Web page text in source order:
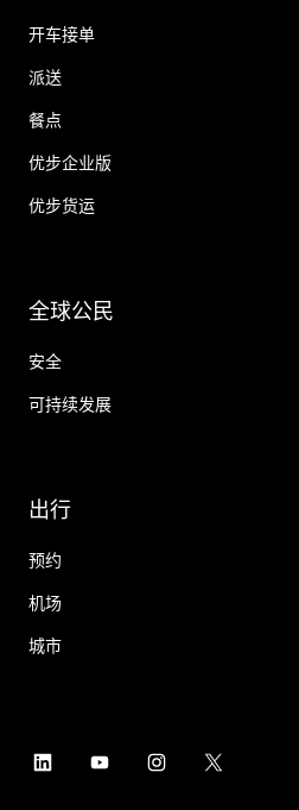
开车接单
派送
餐点
优步企业版
优步货运
全球公民
安全
可持续发展
出行
预约
机场
城市